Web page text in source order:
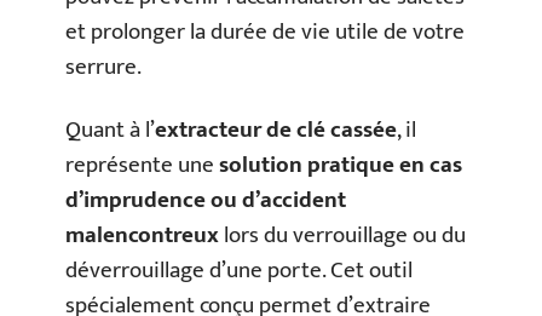
et prolonger la durée de vie utile de votre
serrure.
Quant à l’extracteur de clé cassée, il
représente unesolution pratique en cas
d’imprudence ou d’accident
malencontreuxlors du verrouillage ou du
déverrouillage d’une porte. Cet outil
spécialement conçu permet d’extraire